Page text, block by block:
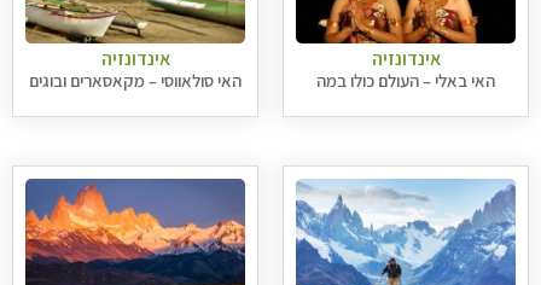
אינדונזיה
האי באלי – העולם כולו במה
אינדונזיה
האי סולאווסי – מקאסארים ובוגים